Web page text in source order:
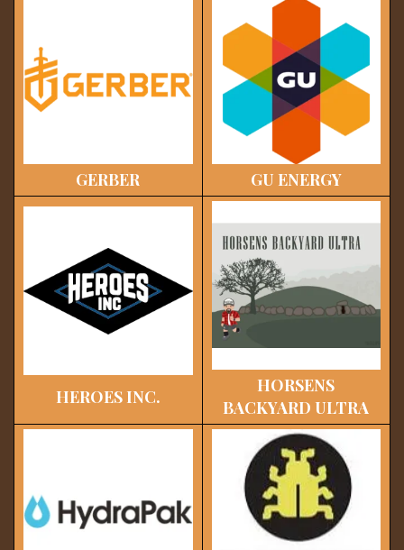
GERBER GU ENERGY
HEROES INC.
HORSENS
BACKYARD ULTRA